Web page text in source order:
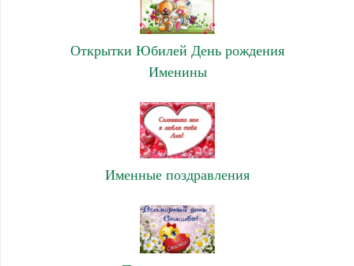
Открытки Юбилей День рождения
Именины
Именные поздравления